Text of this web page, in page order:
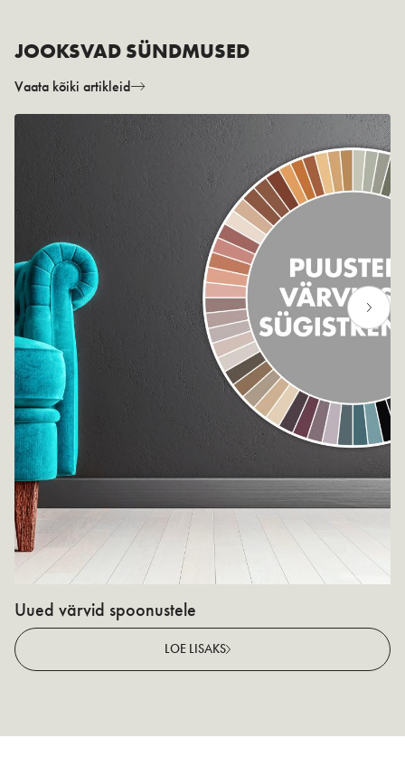
JOOKSVAD SÜNDMUSED
Vaata kõiki artikleid
Uued värvid spoonustele
LOE LISAKS